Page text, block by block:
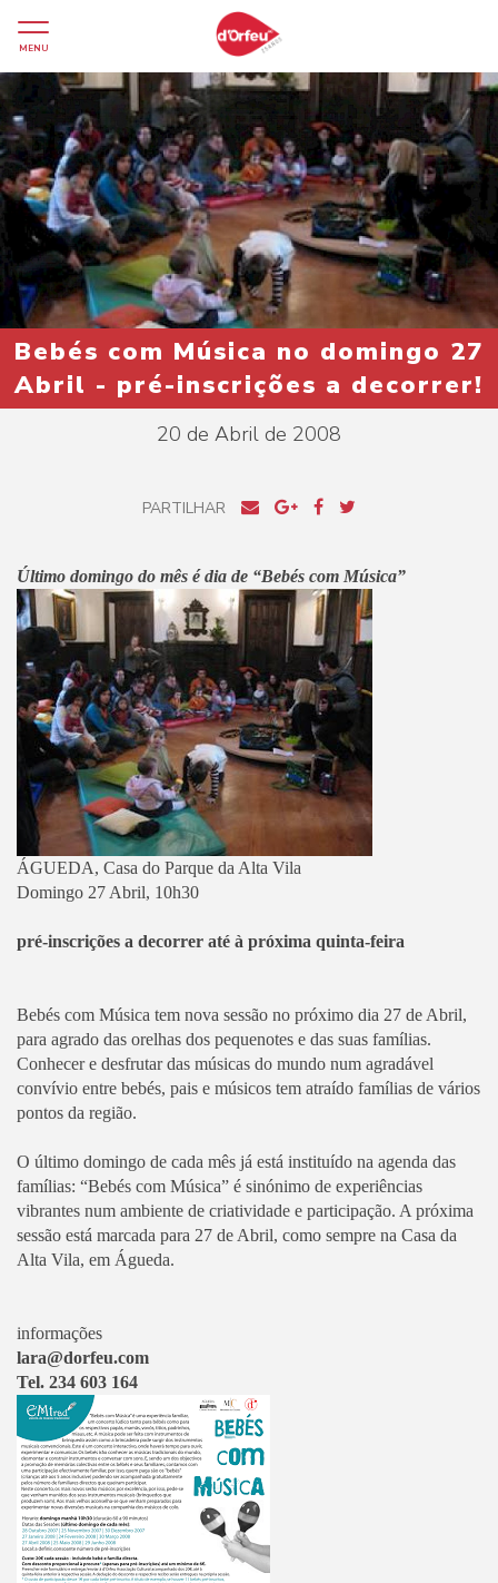
MENU
Bebés com Música no domingo 27
Abril - pré-inscrições a decorrer!
20 de Abril de 2008
PARTILHAR
Último domingo do mês é dia de “Bebés com Música”
ÁGUEDA, Casa do Parque da Alta Vila
Domingo 27 Abril, 10h30
pré-inscrições a decorrer até à próxima quinta-feira
Bebés com Música tem nova sessão no próximo dia 27 de Abril,
para agrado das orelhas dos pequenotes e das suas famílias.
Conhecer e desfrutar das músicas do mundo num agradável
convívio entre bebés, pais e músicos tem atraído famílias de vários
pontos da região.
O último domingo de cada mês já está instituído na agenda das
famílias: “Bebés com Música” é sinónimo de experiências
vibrantes num ambiente de criatividade e participação. A próxima
sessão está marcada para 27 de Abril, como sempre na Casa da
Alta Vila, em Águeda.
informações
lara@dorfeu.com
Tel. 234 603 164